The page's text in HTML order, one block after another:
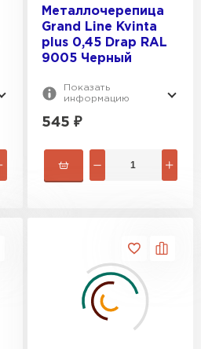
Металлочерепица
Grand Line Kvinta
plus 0,45 Drap RAL
9005 Черный
Показать
информацию
545 ₽